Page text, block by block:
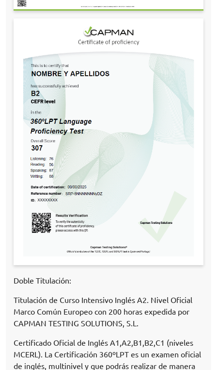
Doble Titulación:
Titulación de Curso Intensivo Inglés A2. Nivel Oficial
Marco Común Europeo con 200 horas expedida por
CAPMAN TESTING SOLUTIONS, S.L.
Certificado Oficial de Inglés A1,A2,B1,B2,C1 (niveles
MCERL). La Certificación 360ºLPT es un examen oficial
de inglés, multinivel y que podrás realizar de manera